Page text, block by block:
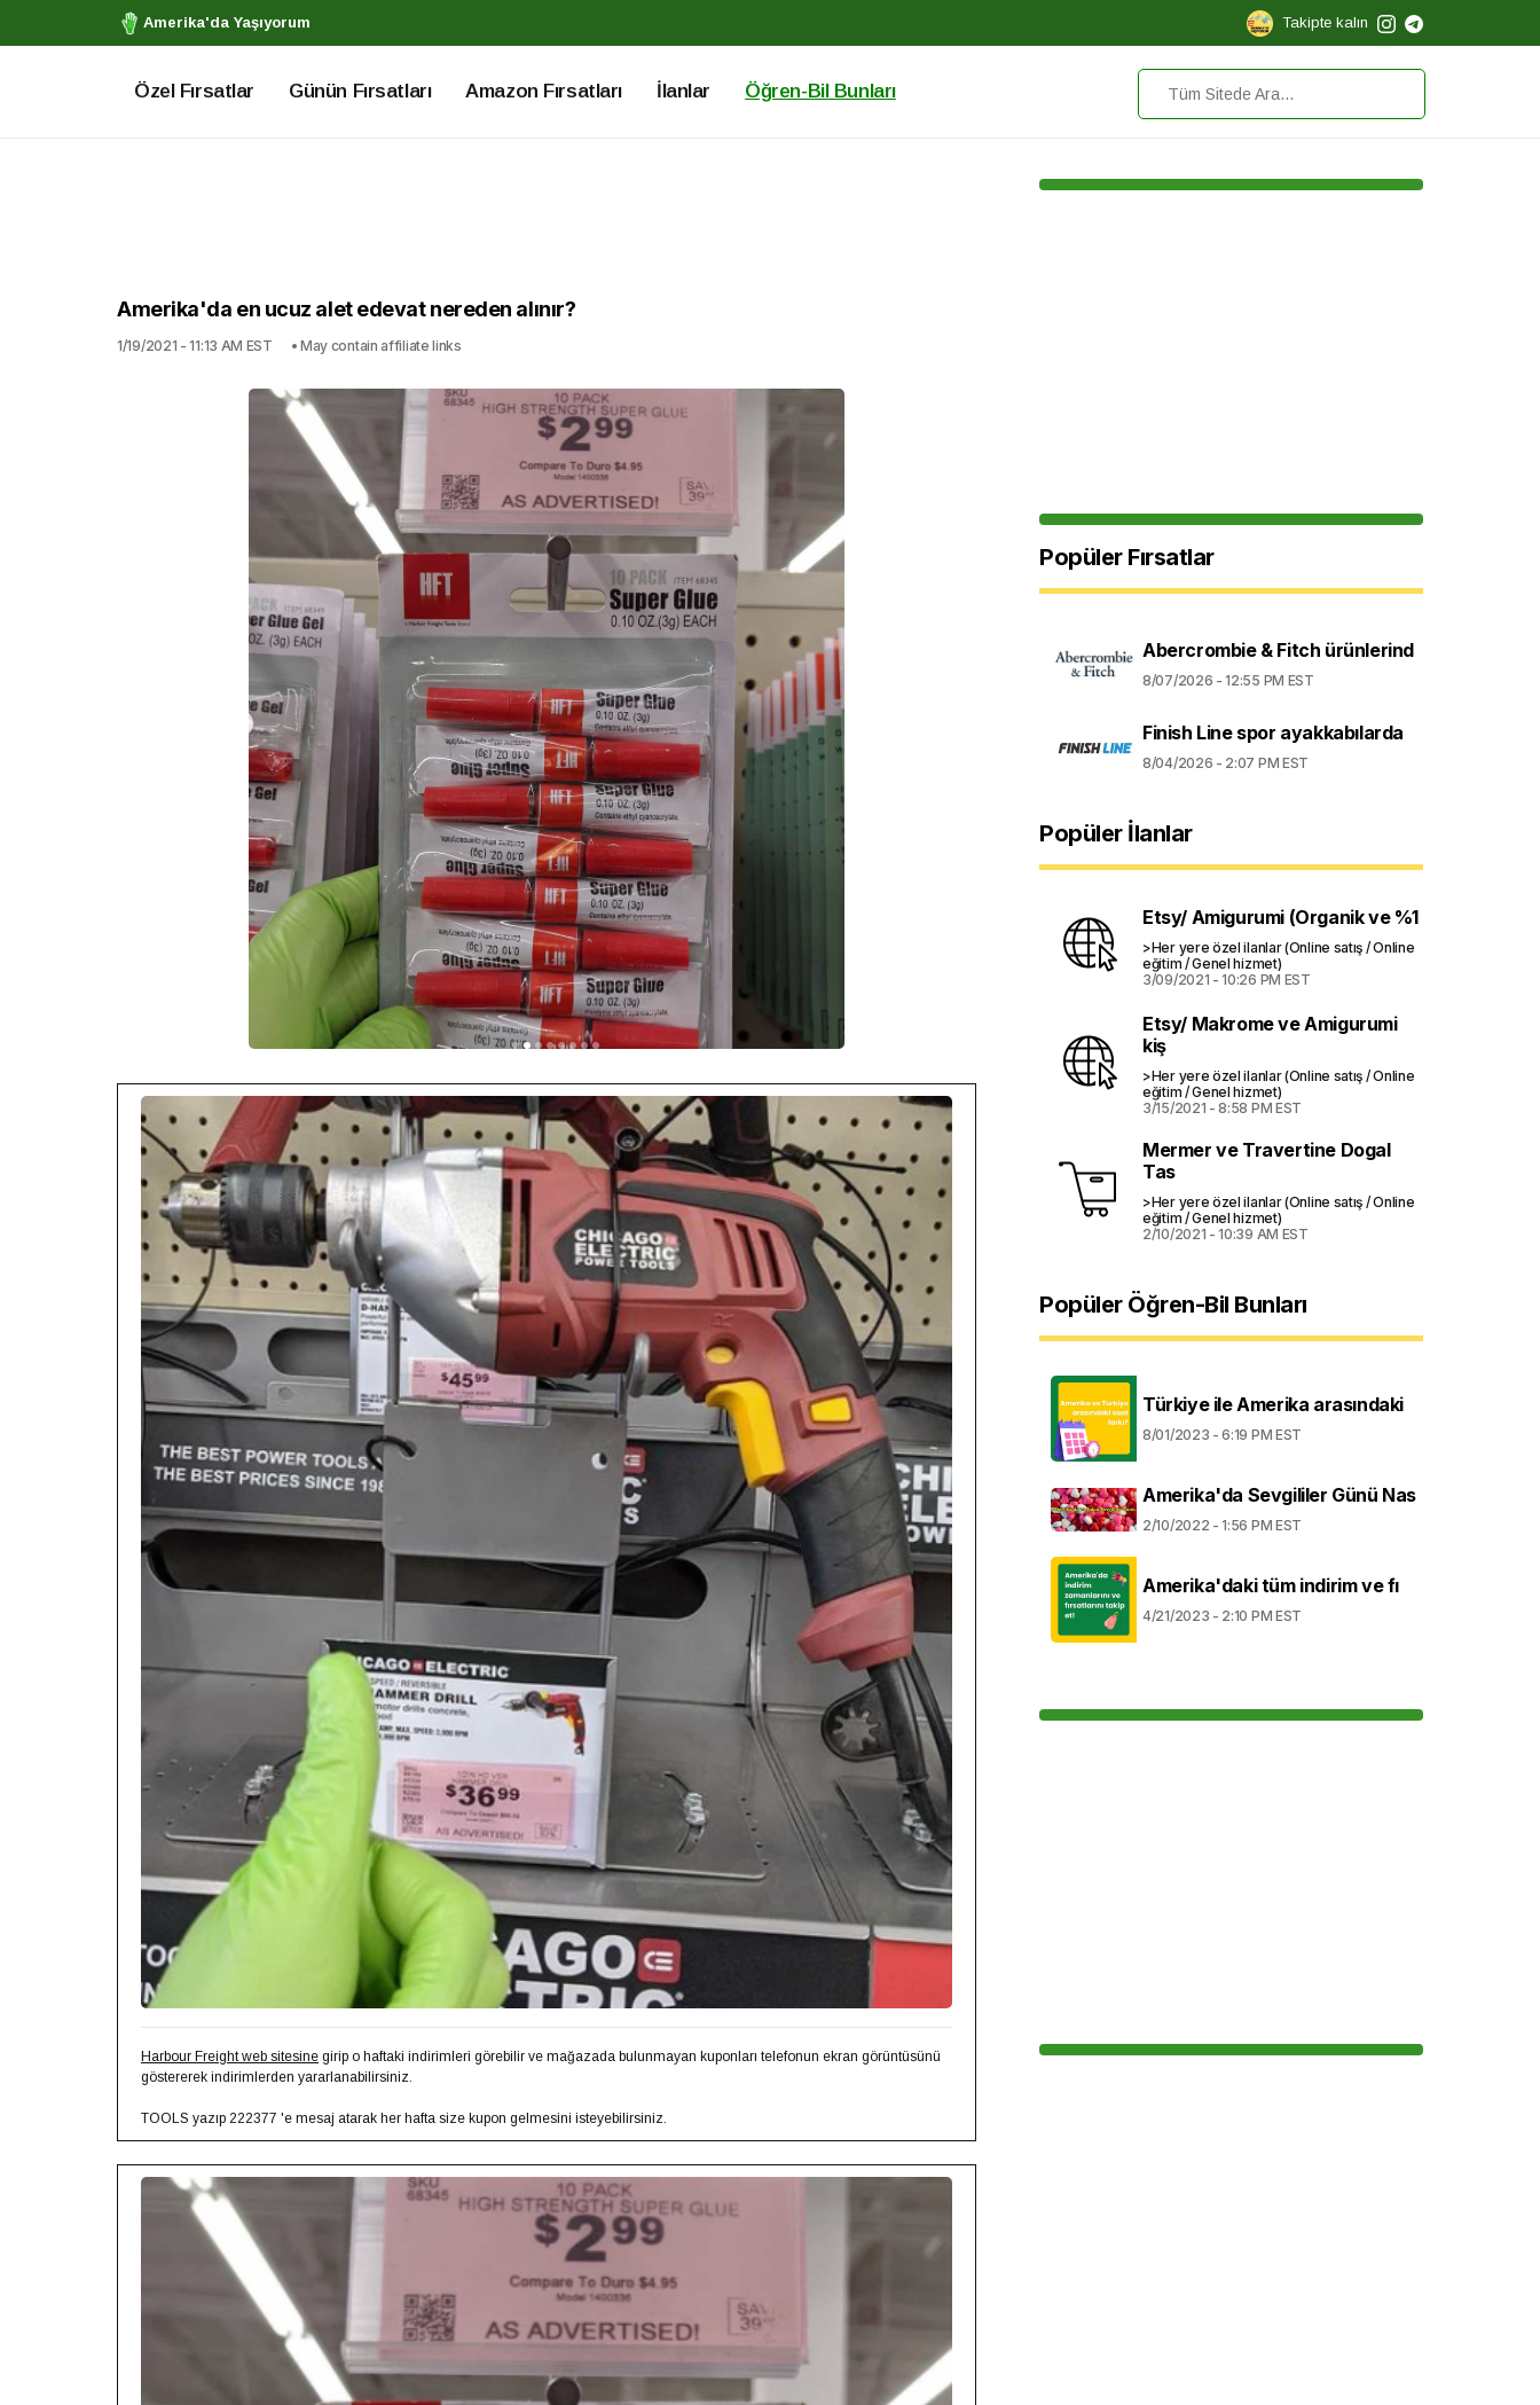
Amerika'da Yaşıyorum Takipte kalın
Özel Fırsatlar Günün Fırsatları Amazon Fırsatları İlanlar Öğren-Bil Bunları
Amerika'da en ucuz alet edevat nereden alınır?
1/19/2021 - 11:13 AM EST • May contain affiliate links
Harbour Freight web sitesine girip o haftaki indirimleri görebilir ve mağazada bulunmayan kuponları telefonun ekran görüntüsünü
göstererek indirimlerden yararlanabilirsiniz.
TOOLS yazıp 222377 'e mesaj atarak her hafta size kupon gelmesini isteyebilirsiniz.
Popüler Fırsatlar
Abercrombie & Fitch ürünlerind
8/07/2026 - 12:55 PM EST
Finish Line spor ayakkabılarda
8/04/2026 - 2:07 PM EST
Popüler İlanlar
Etsy/ Amigurumi (Organik ve %1
>Her yere özel ilanlar (Online satış / Online
eğitim / Genel hizmet)
3/09/2021 - 10:26 PM EST
Etsy/ Makrome ve Amigurumi
kiş
>Her yere özel ilanlar (Online satış / Online
eğitim / Genel hizmet)
3/15/2021 - 8:58 PM EST
Mermer ve Travertine Dogal
Tas
>Her yere özel ilanlar (Online satış / Online
eğitim / Genel hizmet)
2/10/2021 - 10:39 AM EST
Popüler Öğren-Bil Bunları
Türkiye ile Amerika arasındaki
8/01/2023 - 6:19 PM EST
Amerika'da Sevgililer Günü Nas
2/10/2022 - 1:56 PM EST
Amerika'daki tüm indirim ve fı
4/21/2023 - 2:10 PM EST